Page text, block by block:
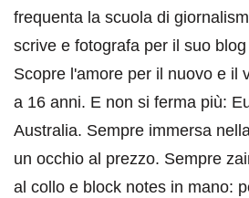
frequenta la scuola di
scrive e fotografa per il suo
Scopre l'amore per il nuovo e il
a 16 anni. E non si ferma più:
Australia. Sempre immersa
un occhio al prezzo. Sempre
al collo e block notes in mano: